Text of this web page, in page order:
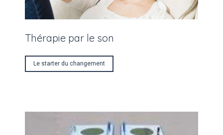
Thérapie par le son
Le starter du changement